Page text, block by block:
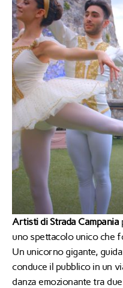
Artisti di Strada Campania
uno spettacolo unico che
Un unicorno gigante,
conduce il pubblico in un
danza emozionante tra